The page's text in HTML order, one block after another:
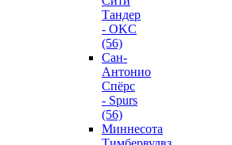
Тандер
- OKC
(56)
Сан-
Антонио
Спёрс
- Spurs
(56)
Миннесота